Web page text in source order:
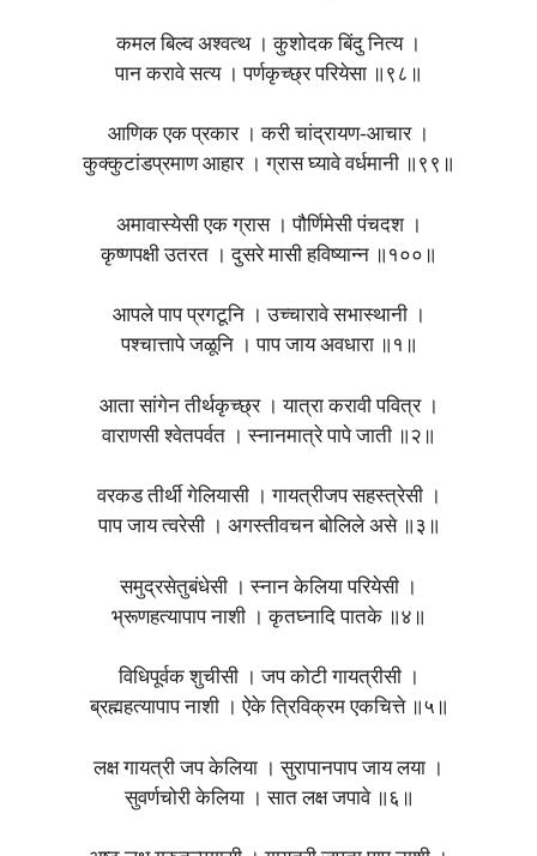
कमल बिल्व अश्वत्थ । कुशोदक बिंदु नित्य ।
पान करावे सत्य । पर्णकृच्छ्र परियेसा ॥९८॥
आणिक एक प्रकार । करी चांद्रायण-आचार ।
कुक्कुटांडप्रमाण आहार । ग्रास घ्यावे वर्धमानी ॥९९॥
अमावास्येसी एक ग्रास । पौर्णिमेसी पंचदश ।
कृष्णपक्षी उतरत । दुसरे मासी हविष्यान्न ॥१००॥
आपले पाप प्रगटूनि । उच्चारावे सभास्थानी ।
पश्चात्तापे जळूनि । पाप जाय अवधारा ॥१॥
आता सांगेन तीर्थकृच्छ्र । यात्रा करावी पवित्र ।
वाराणसी श्वेतपर्वत । स्नानमात्रे पापे जाती ॥२॥
वरकड तीर्थी गेलियासी । गायत्रीजप सहस्त्रेसी ।
पाप जाय त्वरेसी । अगस्तीवचन बोलिले असे ॥३॥
समुद्रसेतुबंधेसी । स्नान केलिया परियेसी ।
भ्रूणहत्यापाप नाशी । कृतघ्नादि पातके ॥४॥
विधिपूर्वक शुचीसी । जप कोटी गायत्रीसी ।
ब्रह्महत्यापाप नाशी । ऐके त्रिविक्रम एकचित्ते ॥५॥
लक्ष गायत्री जप केलिया । सुरापानपाप जाय लया ।
सुवर्णचोरी केलिया । सात लक्ष जपावे ॥६॥